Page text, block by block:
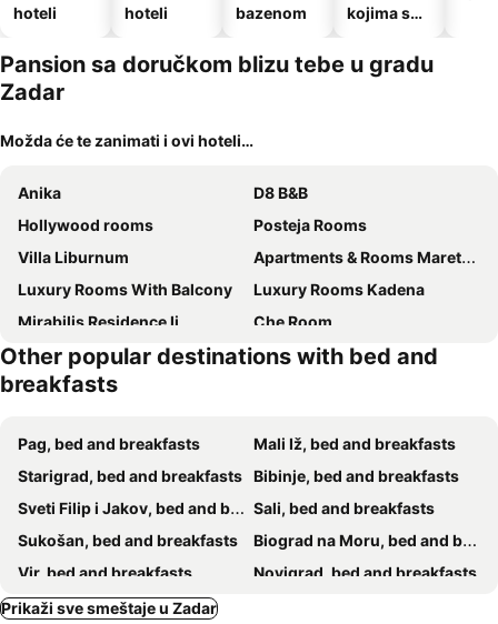
hoteli
hoteli
bazenom
kojima su
kućni
ljubimci
Pansion sa doručkom blizu tebe u gradu
Zadar
Možda će te zanimati i ovi hoteli…
Anika
D8 B&B
Hollywood rooms
Posteja Rooms
Villa Liburnum
Apartments & Rooms Mareta Exclusive
Luxury Rooms With Balcony
Luxury Rooms Kadena
Mirabilis Residence Ii
Che Room
Guest House Ana
Adriatica
Ero
Other popular destinations with bed and
breakfasts
Pag, bed and breakfasts
Mali Iž, bed and breakfasts
Starigrad, bed and breakfasts Bibinje, bed and breakfasts
Sveti Filip i Jakov, bed and breakfasts
Sali, bed and breakfasts
Sukošan, bed and breakfasts
Biograd na Moru, bed and breakfasts
Vir, bed and breakfasts
Novigrad, bed and breakfasts
Tisno, bed and breakfasts
Prikaži sve smeštaje u Zadar